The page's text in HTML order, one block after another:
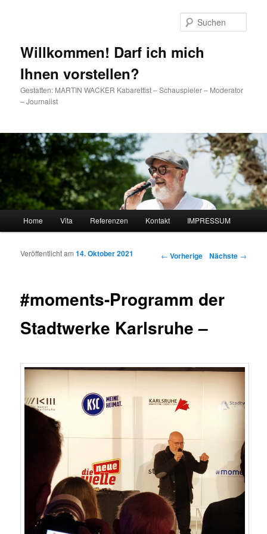
Willkommen! Darf ich mich
Ihnen vorstellen?
Gestatten: MARTIN WACKER Kabarettist – Schauspieler – Moderator
– Journalist
Zum Inhalt wechseln
Zum sekundären Inhalt wechseln
Home Vita Referenzen Kontakt IMPRESSUM
Artikelnavigation ← Vorherige Nächste →
#moments-Programm der
Stadtwerke Karlsruhe –
Veröffentlicht am14. Oktober 2021